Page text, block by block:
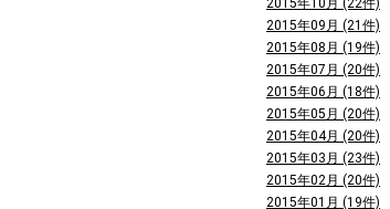
2015年10月 (22件)
2015年09月 (21件)
2015年08月 (19件)
2015年07月 (20件)
2015年06月 (18件)
2015年05月 (20件)
2015年04月 (20件)
2015年03月 (23件)
2015年02月 (20件)
2015年01月 (19件)